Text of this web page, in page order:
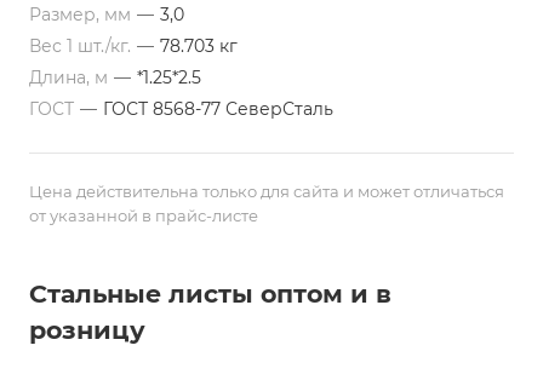
Размер, мм — 3,0
Вес 1 шт./кг. — 78.703 кг
Длина, м — *1.25*2.5
ГОСТ — ГОСТ 8568-77 СеверСталь
Цена действительна только для сайта и может отличаться
от указанной в прайс-листе
Стальные листы оптом и в
розницу